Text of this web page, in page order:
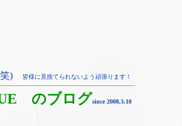
笑) 皆様に見捨てられないよう頑張ります！
のブログsince 2008.3.10